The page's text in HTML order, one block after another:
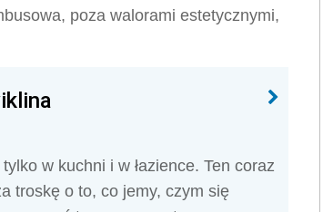
poza walorami estetycznymi,
w kuchni i w łazience. Ten coraz
troskę o to, co jemy, czym się